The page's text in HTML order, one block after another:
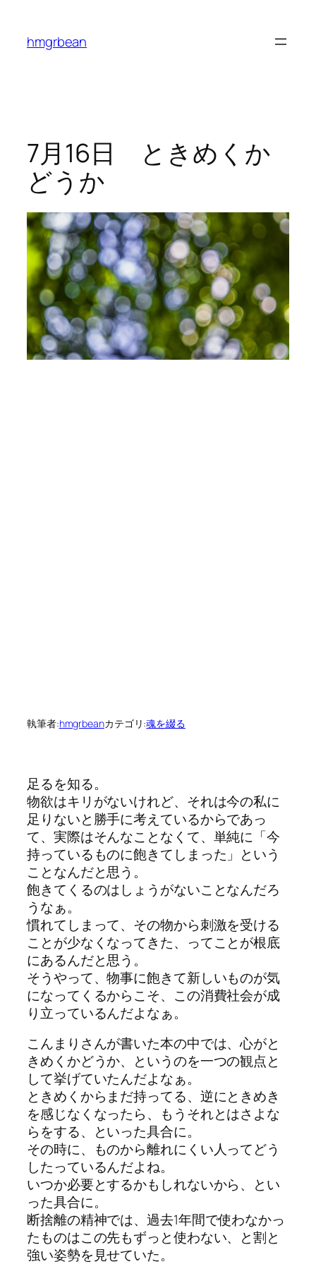
hmgrbean
7月16日 ときめくか
どうか
執筆者:hmgrbeanカテゴリ:魂を綴る
足るを知る。
物欲はキリがないけれど、それは今の私に
足りないと勝手に考えているからであっ
て、実際はそんなことなくて、単純に「今
持っているものに飽きてしまった」という
ことなんだと思う。
飽きてくるのはしょうがないことなんだろ
うなぁ。
慣れてしまって、その物から刺激を受ける
ことが少なくなってきた、ってことが根底
にあるんだと思う。
そうやって、物事に飽きて新しいものが気
になってくるからこそ、この消費社会が成
り立っているんだよなぁ。
こんまりさんが書いた本の中では、心がと
きめくかどうか、というのを一つの観点と
して挙げていたんだよなぁ。
ときめくからまだ持ってる、逆にときめき
を感じなくなったら、もうそれとはさよな
らをする、といった具合に。
その時に、ものから離れにくい人ってどう
したっているんだよね。
いつか必要とするかもしれないから、とい
った具合に。
断捨離の精神では、過去1年間で使わなかっ
たものはこの先もずっと使わない、と割と
強い姿勢を見せていた。